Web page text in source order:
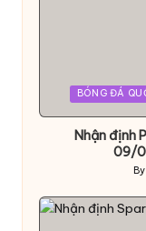
PostedBÓNG ĐÁ
Nhận định
09/
by
By